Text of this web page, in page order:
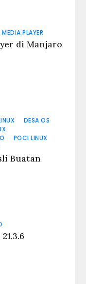
PLAYER
di Manjaro
DESA OS
POCI LINUX
Buatan